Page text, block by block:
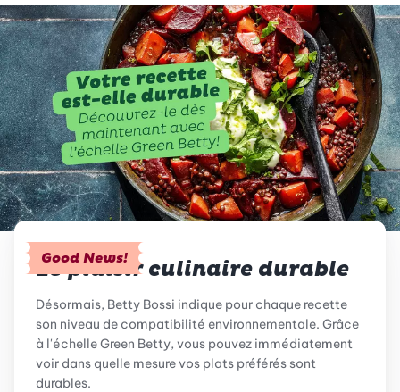
Good News!
Le plaisir culinaire durable
Désormais, Betty Bossi indique pour chaque recette
son niveau de compatibilité environnementale. Grâce
à l'échelle Green Betty, vous pouvez immédiatement
voir dans quelle mesure vos plats préférés sont
durables.